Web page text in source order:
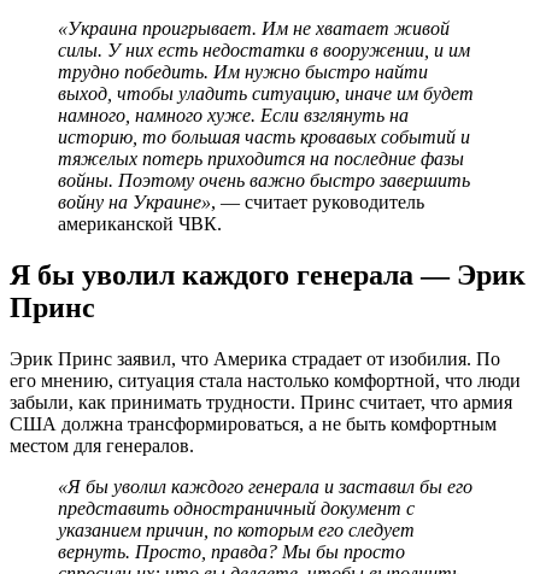
«Украина проигрывает. Им не хватает живой
силы. У них есть недостатки в вооружении, и им
трудно победить. Им нужно быстро найти
выход, чтобы уладить ситуацию, иначе им будет
намного, намного хуже. Если взглянуть на
историю, то большая часть кровавых событий и
тяжелых потерь приходится на последние фазы
войны. Поэтому очень важно быстро завершить
войну на Украине», — считает руководитель
американской ЧВК.
Я бы уволил каждого генерала — Эрик
Принс
Эрик Принс заявил, что Америка страдает от изобилия. По
его мнению, ситуация стала настолько комфортной, что люди
забыли, как принимать трудности. Принс считает, что армия
США должна трансформироваться, а не быть комфортным
местом для генералов.
«Я бы уволил каждого генерала и заставил бы его
представить одностраничный документ с
указанием причин, по которым его следует
вернуть. Просто, правда? Мы бы просто